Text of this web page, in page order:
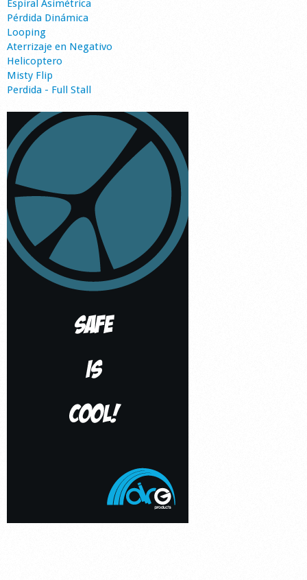
Espiral Asimétrica
Pérdida Dinámica
Looping
Aterrizaje en Negativo
Helicoptero
Misty Flip
Perdida - Full Stall